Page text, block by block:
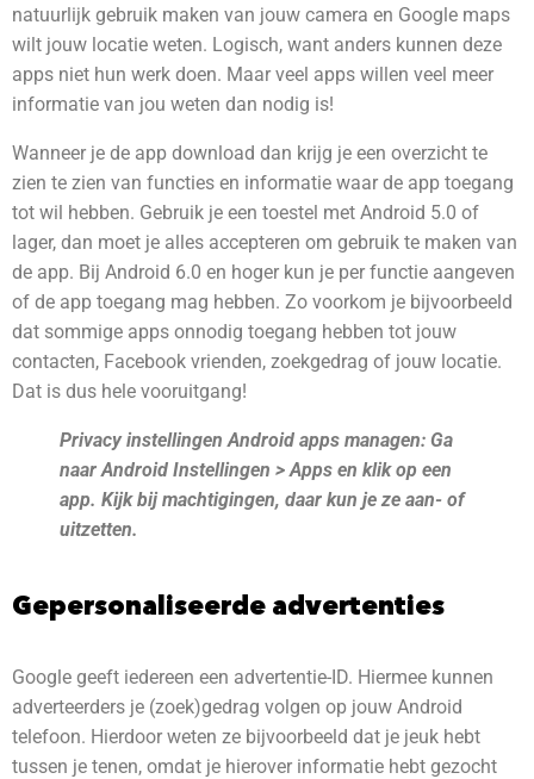
natuurlijk gebruik maken van jouw camera en Google maps
wilt jouw locatie weten. Logisch, want anders kunnen deze
apps niet hun werk doen. Maar veel apps willen veel meer
informatie van jou weten dan nodig is!
Wanneer je de app download dan krijg je een overzicht te
zien te zien van functies en informatie waar de app toegang
tot wil hebben. Gebruik je een toestel met Android 5.0 of
lager, dan moet je alles accepteren om gebruik te maken van
de app. Bij Android 6.0 en hoger kun je per functie aangeven
of de app toegang mag hebben. Zo voorkom je bijvoorbeeld
dat sommige apps onnodig toegang hebben tot jouw
contacten, Facebook vrienden, zoekgedrag of jouw locatie.
Dat is dus hele vooruitgang!
Privacy instellingen Android apps managen: Ga
naar Android Instellingen > Apps en klik op een
app. Kijk bij machtigingen, daar kun je ze aan- of
uitzetten.
Gepersonaliseerde advertenties
Google geeft iedereen een advertentie-ID. Hiermee kunnen
adverteerders je (zoek)gedrag volgen op jouw Android
telefoon. Hierdoor weten ze bijvoorbeeld dat je jeuk hebt
tussen je tenen, omdat je hierover informatie hebt gezocht